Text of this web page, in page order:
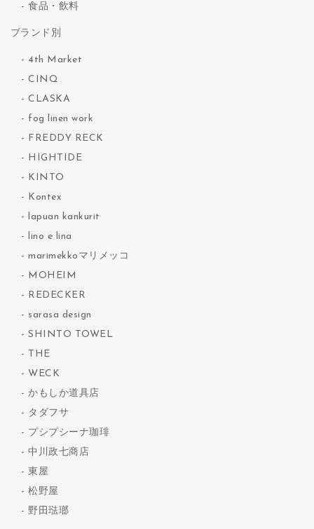
食品・飲料
ブランド別
4th Market
CINQ
CLASKA
fog linen work
FREDDY RECK
HIGHTIDE
KINTO
Kontex
lapuan kankurit
lino e lina
marimekkoマリメッコ
MOHEIM
REDECKER
sarasa design
SHINTO TOWEL
THE
WECK
かもしか道具店
タダフサ
プシプシーナ珈琲
中川政七商店
東屋
松野屋
野田琺瑯